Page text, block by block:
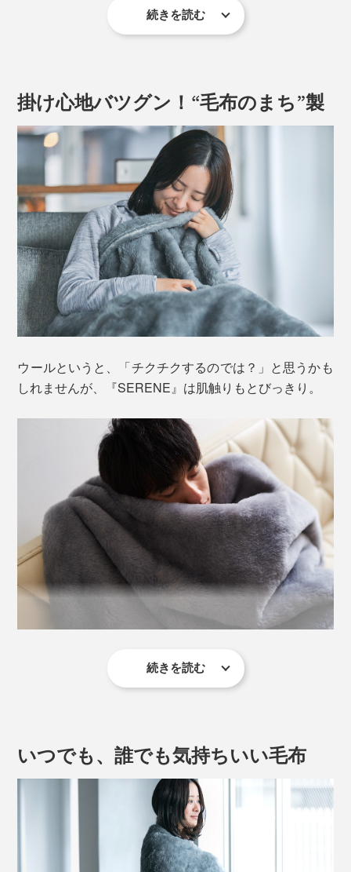
新色のアイボリーも加わりました。無染色の白も、優し
い雰囲気。グレーといっしょに使うと、インテリアがま
すます引き立ちます。
肌に触れる面は、質のよさで知られる、オーストラリア
続きを読む
掛け心地バツグン！“毛布のまち”製
ウールというと、「チクチクするのでは？」と思うかも
しれませんが、『SERENE』は肌触りもとびっきり。
柔らかい毛並みをつくるために、仕上げの毛さばきやポ
続きを読む
いつでも、誰でも気持ちいい毛布